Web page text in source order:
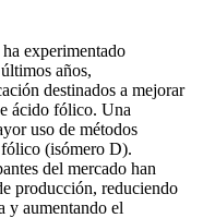
experimentado
años,
destinados a mejorar
ácido fólico. Una
uso de métodos
(isómero D).
del mercado han
producción, reduciendo
y aumentando el